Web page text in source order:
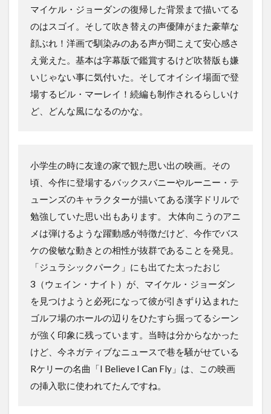
マイケル・ジョーダンの復帰した背景まで描いてる
のはスゴイ。そして吹き替えの声優陣がまた豪華な
顔ぶれ！洋画で馴染みのある声が聞こえて安心感さ
え覚えた。基本は字幕版で鑑賞するけど吹替版も嫌
いじゃない事に気付いた。そしてオイシイ場面で登
場するビル・マーレイ！続編も制作されるらしいけ
ど、どんな風になるのかな。
小学生の時に友達の家で観た思い出の映画。その
頃、今作に登場するバックスバニーやルーニー・テ
ューンズのキャラクターが描いてある漢字ドリルで
勉強していた思い出もあります。 大体向こうのアニ
メは弾けるような躍動感が特徴だけど、今作でバス
ケの俊敏な動きとの相性が抜群であることを発見。
「ジュラシックパーク」にも出てた太ったおじ
3（ウェイン・ナイト）が、マイケル・ジョーダン
を見つけようと必死になって彼が引きずり込まれた
ゴルフ場のホールの辺りをひたすら掘ってるシーン
が強く印象に残っています。当時は分からなかった
けど、今ネガティブなニュースで巷を騒がせている
Rケリーの名曲「I Believe I Can Fly」は、この映画
の挿入歌に使われてたんですね。